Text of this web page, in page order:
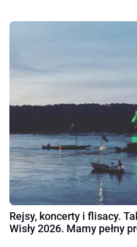
Rejsy, koncerty i flisacy.
Wisły 2026. Mamy pełny